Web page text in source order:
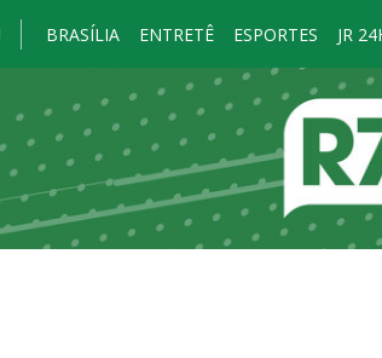
BRASÍLIA ENTRETÊ ESPORTES JR